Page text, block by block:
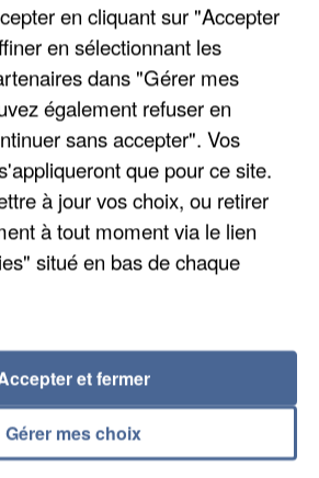
SUPPOSÉS DE LA DZ
EN ALGÉRIE
en cliquant sur "Accepter
en sélectionnant les
dans "Gérer mes
également refuser en
sans accepter". Vos
que pour ce site.
à jour vos choix, ou retirer
à tout moment via le lien
situé en bas de chaque
Gérer mes choix
et fermer